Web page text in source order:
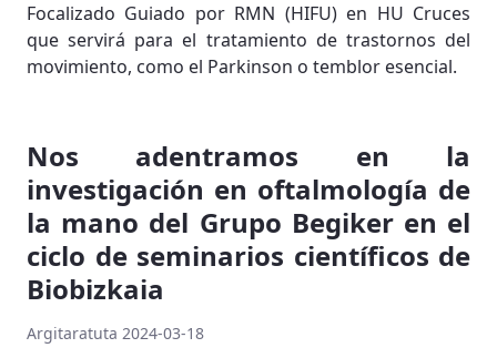
Focalizado Guiado por RMN (HIFU) en HU Cruces
que servirá para el tratamiento de trastornos del
movimiento, como el Parkinson o temblor esencial.
Nos adentramos en la
investigación en oftalmología de
la mano del Grupo Begiker en el
ciclo de seminarios científicos de
Biobizkaia
Argitaratuta 2024-03-18